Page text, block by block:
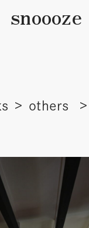
snoooze
others